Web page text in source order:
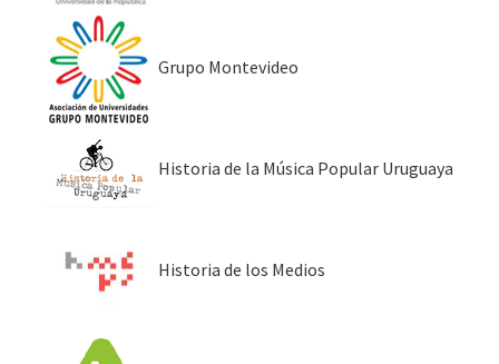
Grupo Montevideo
Historia de la Música Popular Uruguaya
Historia de los Medios